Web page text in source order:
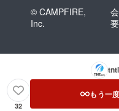
© CAMPFIRE,
Inc.
要
32
もう一